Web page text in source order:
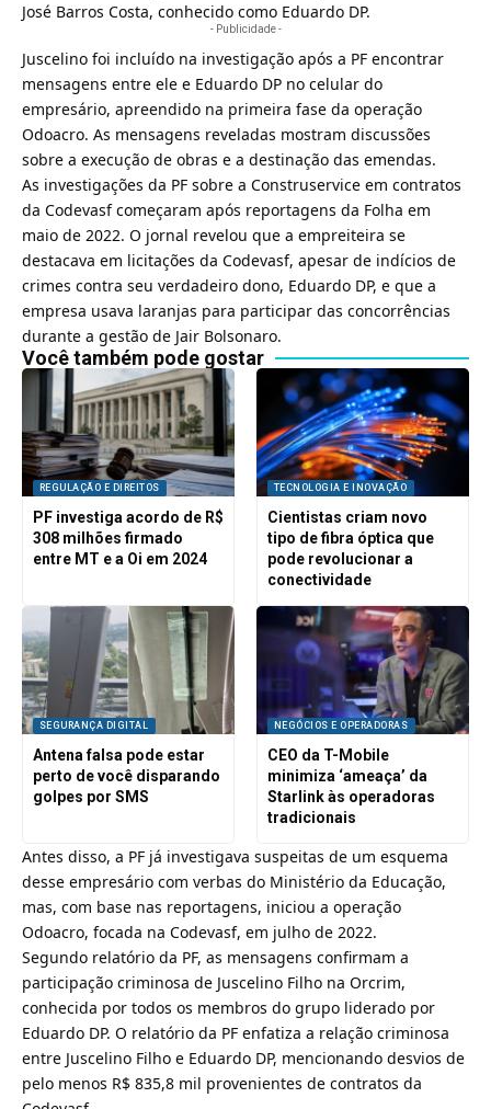
José Barros Costa, conhecido como Eduardo DP.
- Publicidade -
Juscelino foi incluído na investigação após a PF encontrar
mensagens entre ele e Eduardo DP no celular do
empresário, apreendido na primeira fase da operação
Odoacro. As mensagens reveladas mostram discussões
sobre a execução de obras e a destinação das emendas.
As investigações da PF sobre a Construservice em contratos
da Codevasf começaram após reportagens da Folha em
maio de 2022. O jornal revelou que a empreiteira se
destacava em licitações da Codevasf, apesar de indícios de
crimes contra seu verdadeiro dono, Eduardo DP, e que a
empresa usava laranjas para participar das concorrências
durante a gestão de Jair Bolsonaro.
Você também pode gostar
REGULAÇÃO E DIREITOS
PF investiga acordo de R$
308 milhões firmado
entre MT e a Oi em 2024
TECNOLOGIA E INOVAÇÃO
Cientistas criam novo
tipo de fibra óptica que
pode revolucionar a
conectividade
SEGURANÇA DIGITAL
Antena falsa pode estar
perto de você disparando
golpes por SMS
NEGÓCIOS E OPERADORAS
CEO da T-Mobile
minimiza ‘ameaça’ da
Starlink às operadoras
tradicionais
Antes disso, a PF já investigava suspeitas de um esquema
desse empresário com verbas do Ministério da Educação,
mas, com base nas reportagens, iniciou a operação
Odoacro, focada na Codevasf, em julho de 2022.
Segundo relatório da PF, as mensagens confirmam a
participação criminosa de Juscelino Filho na Orcrim,
conhecida por todos os membros do grupo liderado por
Eduardo DP. O relatório da PF enfatiza a relação criminosa
entre Juscelino Filho e Eduardo DP, mencionando desvios de
pelo menos R$ 835,8 mil provenientes de contratos da